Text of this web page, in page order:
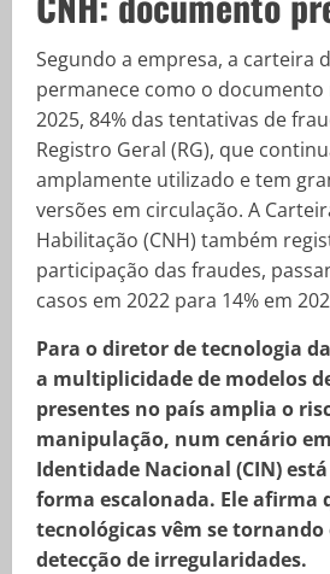
Segundo a empresa, a carteira
permanece como o documento
2025, 84% das tentativas de
Registro Geral (RG), que
amplamente utilizado e tem
versões em circulação. A
Habilitação (CNH) também
participação das fraudes,
casos em 2022 para 14% em
Para o diretor de tecnologia
a multiplicidade de modelos
presentes no país amplia o
manipulação, num cenário
Identidade Nacional (CIN)
forma escalonada. Ele afirma
tecnológicas vêm se tornando
detecção de irregularidades.